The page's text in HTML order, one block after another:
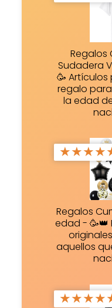
Regalos
Sudadera
🥳
regalo
la edad
★★★★
Regalos
edad - 🥳👑
aquellos
★★★★